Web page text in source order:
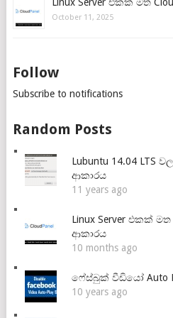
October 11, 2025
Follow
Subscribe to notifications
Random Posts
Lubuntu 14.04 LTS
ආකාරය
11 years ago
Linux Server එකක් මත
ආකාරය
10 months ago
ෆේස්බුක් වීඩියෝ Auto
10 years ago